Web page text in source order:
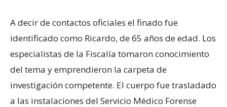
A decir de contactos oficiales el finado fue
identificado como Ricardo, de 65 años de edad. Los
especialistas de la Fiscalía tomaron conocimiento
del tema y emprendieron la carpeta de
investigación competente. El cuerpo fue trasladado
a las instalaciones del Servicio Médico Forense